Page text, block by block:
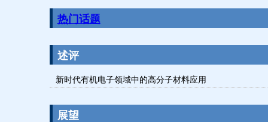
热门话题
述评
新时代有机电子领域中的高分子材料应用
展望